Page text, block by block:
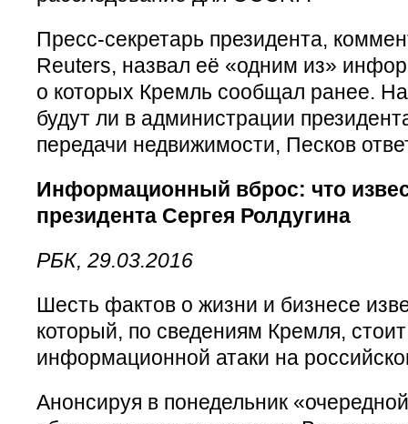
Пресс-секретарь президента,
Reuters, назвал её «одним из»
о которых Кремль сообщал ранее.
будут ли в администрации
передачи недвижимости, Песков
Информационный вброс: что
президента Сергея Ролдугина
РБК, 29.03.2016
Шесть фактов о жизни и бизнесе
который, по сведениям Кремля,
информационной атаки на
Анонсируя в понедельник